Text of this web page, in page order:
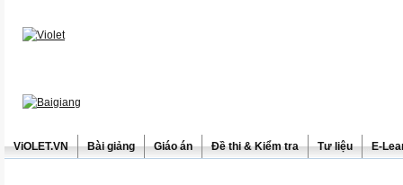
ViOLET.VN Bài giảng Giáo án Đề thi & Kiểm tra Tư liệu E-